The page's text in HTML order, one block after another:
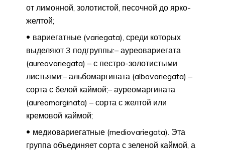
от лимонной, золотистой, песочной до ярко-
желтой;
вариегатные (variegata), среди которых
выделяют 3 подгруппы:– ауреовариегата
(aureovariegata) – с пестро-золотистыми
листьями;– альбомаргината (albovariegata) –
сорта с белой каймой;– ауреомаргината
(aureomarginata) – сорта с желтой или
кремовой каймой;
медиовариегатные (mediovariegata). Эта
группа объединяет сорта с зеленой каймой, а